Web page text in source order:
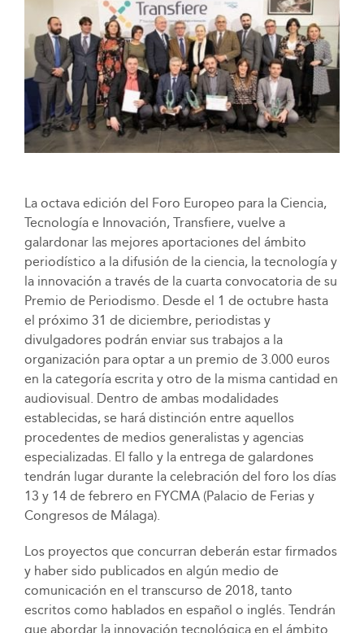
La octava edición del Foro Europeo para la Ciencia,
Tecnología e Innovación, Transfiere, vuelve a
galardonar las mejores aportaciones del ámbito
periodístico a la difusión de la ciencia, la tecnología y
la innovación a través de la cuarta convocatoria de su
Premio de Periodismo. Desde el 1 de octubre hasta
el próximo 31 de diciembre, periodistas y
divulgadores podrán enviar sus trabajos a la
organización para optar a un premio de 3.000 euros
en la categoría escrita y otro de la misma cantidad en
audiovisual. Dentro de ambas modalidades
establecidas, se hará distinción entre aquellos
procedentes de medios generalistas y agencias
especializadas. El fallo y la entrega de galardones
tendrán lugar durante la celebración del foro los días
13 y 14 de febrero en FYCMA (Palacio de Ferias y
Congresos de Málaga).
Los proyectos que concurran deberán estar firmados
y haber sido publicados en algún medio de
comunicación en el transcurso de 2018, tanto
escritos como hablados en español o inglés. Tendrán
que abordar la innovación tecnológica en el ámbito